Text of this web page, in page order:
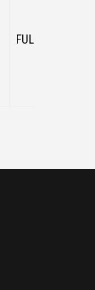
FULLHOUSE